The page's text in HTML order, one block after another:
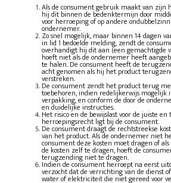
Als de consument gebruik maakt van zijn
hij dit binnen de bedenktermijn door
voor herroeping of op andere
ondernemer.
Zo snel mogelijk, maar binnen 14 dagen
in lid 1 bedoelde melding, zendt de
overhandigt hij dit aan (een gemachtigde
hoeft niet als de ondernemer heeft
te halen. De consument heeft de
acht genomen als hij het product
verstreken.
De consument zendt het product terug
toebehoren, indien redelijkerwijs mogelijk
verpakking, en conform de door de
en duidelijke instructies.
Het risico en de bewijslast voor de juiste
herroepingsrecht ligt bij de consument.
De consument draagt de rechtstreekse
van het product. Als de ondernemer niet
consument deze kosten moet dragen of
de kosten zelf te dragen, hoeft de
terugzending niet te dragen.
Indien de consument herroept na eerst
verzocht dat de verrichting van de dienst
water of elektriciteit die niet gereed voor